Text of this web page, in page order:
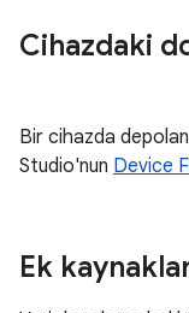
Cihazdaki
Bir cihazda
Studio'nun Device
Ek